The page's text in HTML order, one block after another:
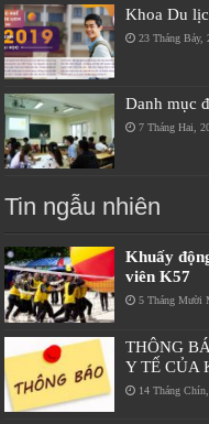
Khoa Du
23 Tháng Bảy,
Danh mục
7 Tháng Hai,
Tin ngẫu nhiên
Khuấy
viên K57
5 Tháng Mười
THÔNG
Y TẾ CỦA
14 Tháng